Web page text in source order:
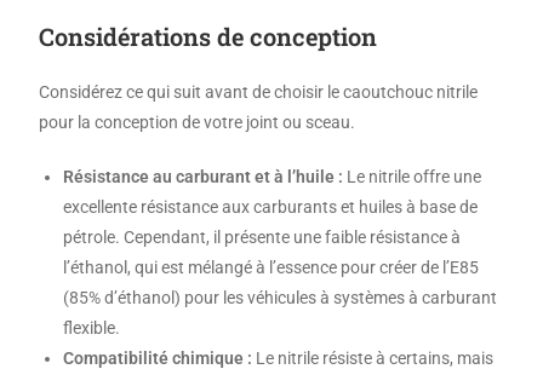
Considérations de conception
Considérez ce qui suit avant de choisir le caoutchouc nitrile
pour la conception de votre joint ou sceau.
Résistance au carburant et à l’huile : Le nitrile offre une
excellente résistance aux carburants et huiles à base de
pétrole. Cependant, il présente une faible résistance à
l’éthanol, qui est mélangé à l’essence pour créer de l’E85
(85% d’éthanol) pour les véhicules à systèmes à carburant
flexible.
Compatibilité chimique : Le nitrile résiste à certains, mais